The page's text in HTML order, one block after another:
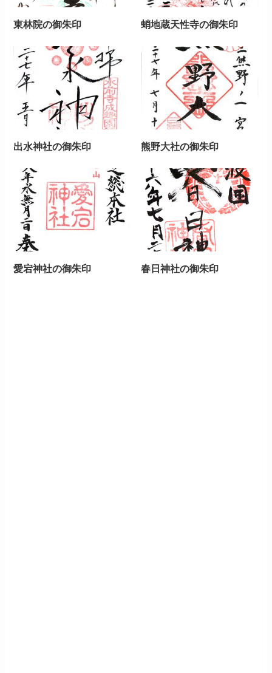
東林院の御朱印 蛸地蔵天性寺の御朱印
出水神社の御朱印 熊野大社の御朱印
愛宕神社の御朱印 春日神社の御朱印